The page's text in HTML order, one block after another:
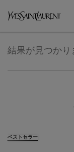
結果が見つかり
ベストセラー